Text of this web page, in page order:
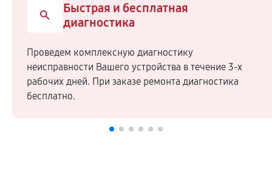
Быстрая и бесплатная
диагностика
Проведем комплексную диагностику
неисправности Вашего устройства в течение 3-х
рабочих дней. При заказе ремонта диагностика
бесплатно.